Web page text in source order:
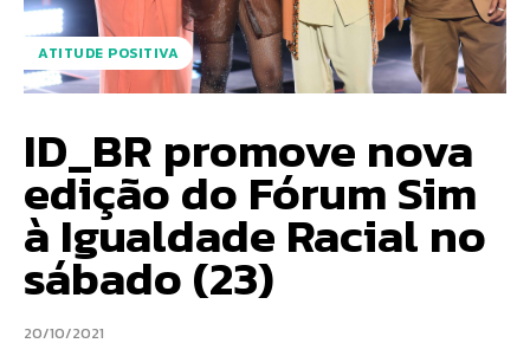
ATITUDE POSITIVA
ID_BR promove nova
edição do Fórum Sim
à Igualdade Racial no
sábado (23)
20/10/2021